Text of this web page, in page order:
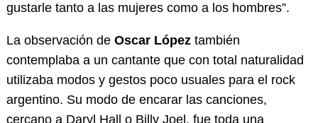
gustarle tanto a las mujeres como a los hombres”.
La observación de Oscar López también
contemplaba a un cantante que con total naturalidad
utilizaba modos y gestos poco usuales para el rock
argentino. Su modo de encarar las canciones,
cercano a Daryl Hall o Billy Joel, fue toda una